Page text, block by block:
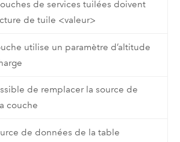
de services tuilées doivent
de tuile <valeur>
utilise un paramètre d’altitude
de remplacer la source de
couche
de données de la table